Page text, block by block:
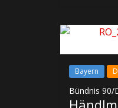
Bayern
Bündnis 90/